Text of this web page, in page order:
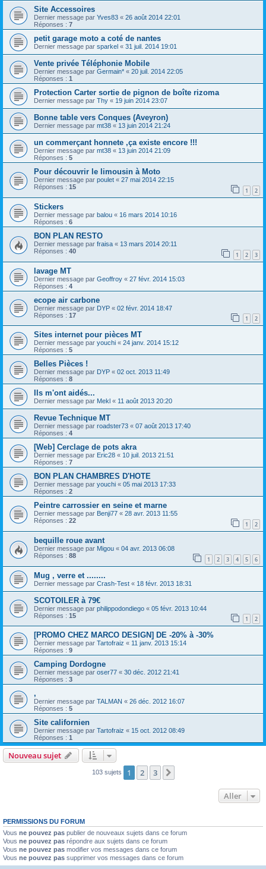
Site Accessoires
Dernier message par Yves83 « 26 août 2014 22:01
Réponses : 7
petit garage moto a coté de nantes
Dernier message par sparkel « 31 juil. 2014 19:01
Vente privée Téléphonie Mobile
Dernier message par Germain* « 20 juil. 2014 22:05
Réponses : 1
Protection Carter sortie de pignon de boîte rizoma
Dernier message par Thy « 19 juin 2014 23:07
Bonne table vers Conques (Aveyron)
Dernier message par mt38 « 13 juin 2014 21:24
un commerçant honnete ,ça existe encore !!!
Dernier message par mt38 « 13 juin 2014 21:09
Réponses : 5
Pour découvrir le limousin à Moto
Dernier message par poulet « 27 mai 2014 22:15
Réponses : 15 1 2
Stickers
Dernier message par balou « 16 mars 2014 10:16
Réponses : 6
BON PLAN RESTO
Dernier message par fraisa « 13 mars 2014 20:11
Réponses : 40 1 2 3
lavage MT
Dernier message par Geoffroy « 27 févr. 2014 15:03
Réponses : 4
ecope air carbone
Dernier message par DYP « 02 févr. 2014 18:47
Réponses : 17 1 2
Sites internet pour pièces MT
Dernier message par youchi « 24 janv. 2014 15:12
Réponses : 5
Belles Pièces !
Dernier message par DYP « 02 oct. 2013 11:49
Réponses : 8
Ils m'ont aidés...
Dernier message par Mekl « 11 août 2013 20:20
Revue Technique MT
Dernier message par roadster73 « 07 août 2013 17:40
Réponses : 4
[Web] Cerclage de pots akra
Dernier message par Eric28 « 10 juil. 2013 21:51
Réponses : 7
BON PLAN CHAMBRES D'HOTE
Dernier message par youchi « 05 mai 2013 17:33
Réponses : 2
Peintre carrossier en seine et marne
Dernier message par Benji77 « 28 avr. 2013 11:55
Réponses : 22 1 2
bequille roue avant
Dernier message par Migou « 04 avr. 2013 06:08
Réponses : 88 1 2 3 4 5 6
Mug , verre et ........
Dernier message par Crash-Test « 18 févr. 2013 18:31
SCOTOILER à 79€
Dernier message par philippodondiego « 05 févr. 2013 10:44
Réponses : 15 1 2
[PROMO CHEZ MARCO DESIGN] DE -20% à -30%
Dernier message par Tartofraiz « 11 janv. 2013 15:14
Réponses : 9
Camping Dordogne
Dernier message par oser77 « 30 déc. 2012 21:41
Réponses : 3
,
Dernier message par TALMAN « 26 déc. 2012 16:07
Réponses : 5
Site californien
Dernier message par Tartofraiz « 15 oct. 2012 08:49
Réponses : 1
Nouveau sujet
103 sujets 1 2 3
Aller
PERMISSIONS DU FORUM
Vous ne pouvez pas publier de nouveaux sujets dans ce forum
Vous ne pouvez pas répondre aux sujets dans ce forum
Vous ne pouvez pas modifier vos messages dans ce forum
Vous ne pouvez pas supprimer vos messages dans ce forum